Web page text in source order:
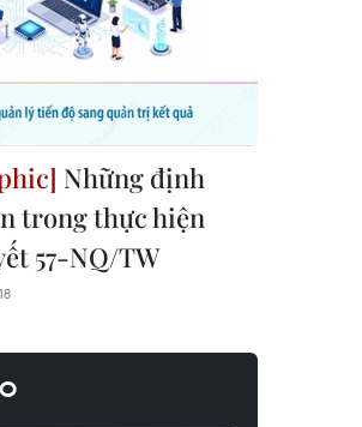
Những định
trong thực hiện
57-NQ/TW